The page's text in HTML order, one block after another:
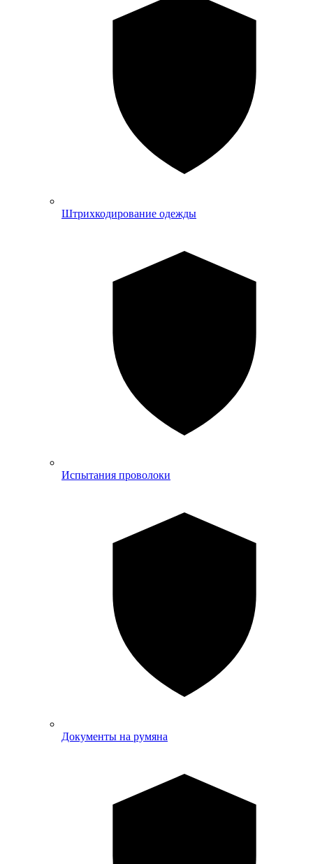
Штрихкодирование одежды
Испытания проволоки
Документы на румяна